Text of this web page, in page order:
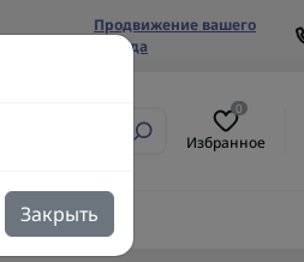
Продвижение вашего
бренда
0
Избранное
Закрыть